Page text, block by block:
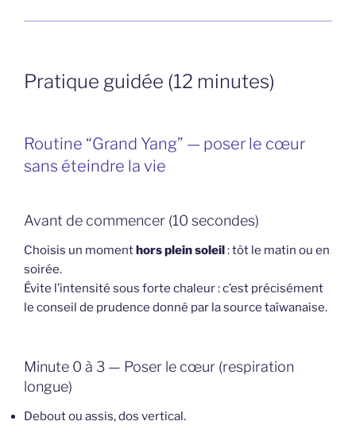
Pratique guidée (12 minutes)
Routine “Grand Yang” — poser le cœur
sans éteindre la vie
Avant de commencer (10 secondes)
Choisis un moment hors plein soleil : tôt le matin ou en
soirée.
Évite l’intensité sous forte chaleur : c’est précisément
le conseil de prudence donné par la source taïwanaise.
Minute 0 à 3 — Poser le cœur (respiration
longue)
Debout ou assis, dos vertical.